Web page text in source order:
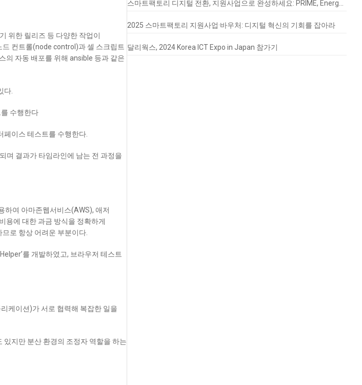
위한 릴리즈 등 다양한 작업이
컨트롤(node control)과 셀 스크립트
의 자동 배포를 위해 ansible 등과 같은
다.
수행한다
이스 테스트를 수행한다.
며 결과가 타임라인에 남는 전 과정을
하여 아마존웹서비스(AWS), 애저
용에 대한 과금 방식을 정확하게
로 항상 어려운 부분이다.
를 개발하였고, 브라우저 테스트
케이션)가 서로 협력해 복잡한 일을
지만 분산 환경의 조정자 역할을 하는
2025 스마트팩토리 지원사업·바우처: 디지털 혁신의 기회를 잡아라
달리웍스, 2024 Korea ICT Expo in Japan 참가기